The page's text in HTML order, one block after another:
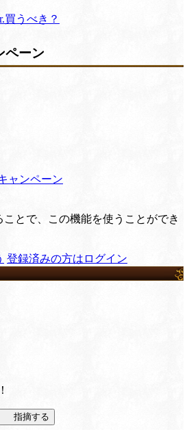
うべき？
ペーン
ャンペーン
とで、この機能を使うことができ
登録済みの方はログイン
指摘する